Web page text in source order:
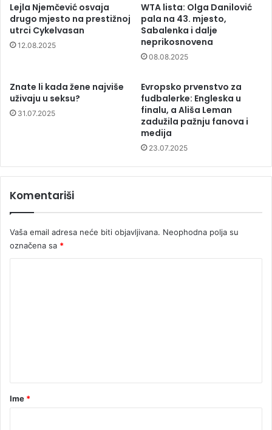
Lejla Njemčević osvaja
drugo mjesto na prestižnoj
utrci Cykelvasan
12.08.2025
WTA lista: Olga Danilović
pala na 43. mjesto,
Sabalenka i dalje
neprikosnovena
08.08.2025
Znate li kada žene najviše
uživaju u seksu?
31.07.2025
Evropsko prvenstvo za
fudbalerke: Engleska u
finalu, a Ališa Leman
zadužila pažnju fanova i
medija
23.07.2025
Komentariši
Vaša email adresa neće biti objavljivana. Neophodna polja su
označena sa *
rIme *